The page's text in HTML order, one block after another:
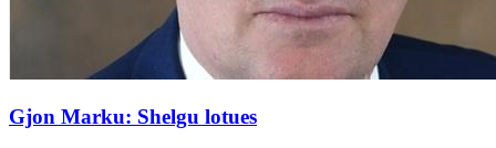
Gjon Marku: Shelgu lotues